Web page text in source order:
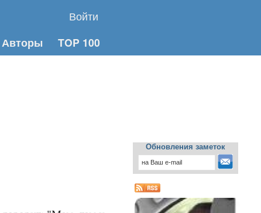
Войти
Авторы TOP 100
Обновления заметок